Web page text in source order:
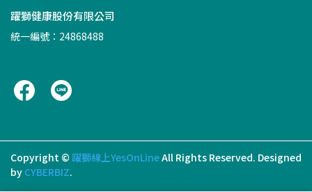
躍獅健康股份有限公司
統一編號：24868488
Copyright © 躍獅線上YesOnLineAll Rights Reserved. Designed
by CYBERBIZ.